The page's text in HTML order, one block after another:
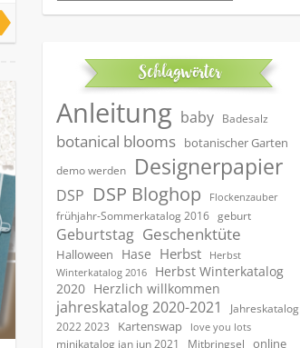
Schlagwörter
Anleitung baby Badesalz
botanical blooms botanischer Garten
demo werden Designerpapier
DSP DSP Bloghop Flockenzauber
frühjahr-Sommerkatalog 2016 geburt
Geburtstag Geschenktüte
Halloween Hase Herbst
Herbst
Winterkatalog 2016
Herbst Winterkatalog
2020 Herzlich willkommen
jahreskatalog 2020-2021
Jahreskatalog
2022 2023
Kartenswap love you lots
minikatalog jan jun 2021 Mitbringsel online